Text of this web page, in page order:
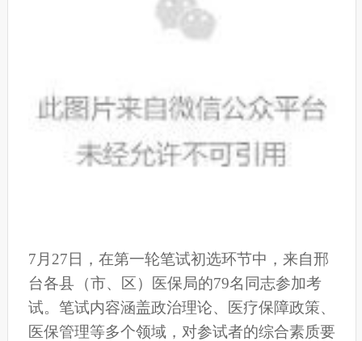
7月27日，在第一轮笔试初选环节中，来自邢
台各县 （市、区）医保局的79名同志参加考
试。笔试内容涵盖政治理论、医疗保障政策、
医保管理等多个领域，对参试者的综合素质要